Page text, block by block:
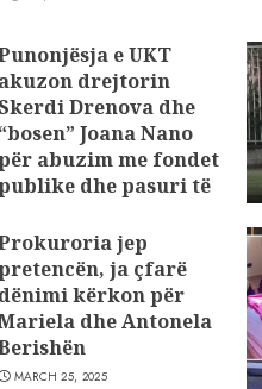
e UKT
akuzon drejtorin
Drenova dhe
“bosen” Joana Nano
abuzim me fondet
dhe pasuri të
JULY 24, 2025
jep
ja çfarë
dënimi kërkon për
dhe Antonela
MARCH 25, 2025